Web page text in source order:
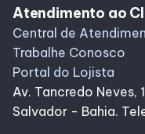
Atendimento ao
Central de
Trabalhe Conosco
Portal do Lojista
Av. Tancredo Neves,
Salvador - Bahia.